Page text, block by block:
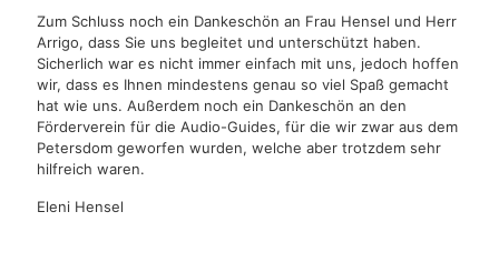
Zum Schluss noch ein Dankeschön an Frau Hensel und Herr
Arrigo, dass Sie uns begleitet und unterschützt haben.
Sicherlich war es nicht immer einfach mit uns, jedoch hoffen
wir, dass es Ihnen mindestens genau so viel Spaß gemacht
hat wie uns. Außerdem noch ein Dankeschön an den
Förderverein für die Audio-Guides, für die wir zwar aus dem
Petersdom geworfen wurden, welche aber trotzdem sehr
hilfreich waren.
Eleni Hensel